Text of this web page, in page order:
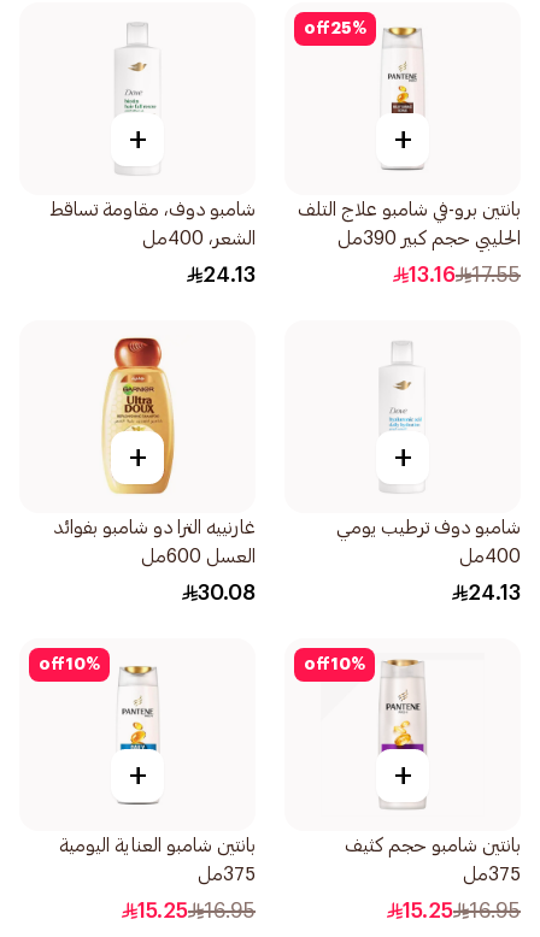
25%
off
+
بانتين برو-في شامبو علاج التلف
الحليبي حجم كبير 390مل
17.55
13.16
+
شامبو دوف، مقاومة تساقط
الشعر، 400مل
24.13
+
شامبو دوف ترطيب يومي
400مل
24.13
+
غارنييه الترا دو شامبو بفوائد
العسل 600مل
30.08
10%
off
+
بانتين شامبو حجم كثيف
375مل
16.95
15.25
10%
off
+
بانتين شامبو العناية اليومية
375مل
16.95
15.25